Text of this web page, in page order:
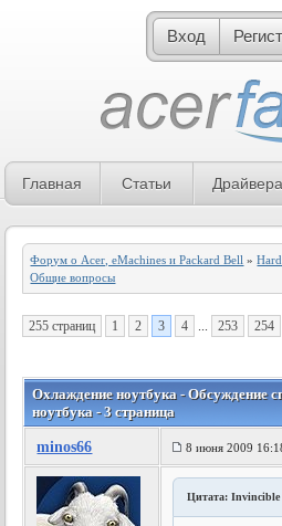
Вход
Главная Статьи Драйвера
Форум о Acer, eMachines и Packard Bell »
Общие вопросы
255 страниц 1 2 3 4 ... 253 254
Охлаждение ноутбука - Обсуждение
ноутбука - 3 страница
minos66 8 июня 2009
Цитата: Invincible